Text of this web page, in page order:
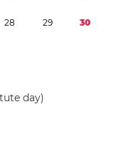
28 29 30
day)